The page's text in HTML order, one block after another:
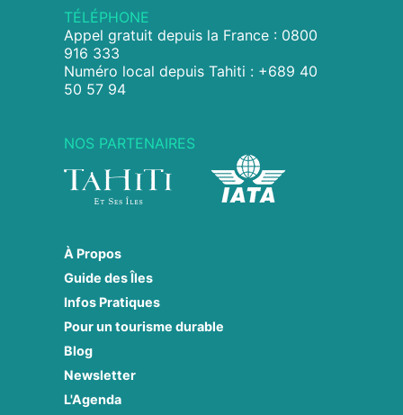
TÉLÉPHONE
Appel gratuit depuis la France : 0800
916 333
Numéro local depuis Tahiti : +689 40
50 57 94
NOS PARTENAIRES
À Propos
Guide des Îles
Infos Pratiques
Pour un tourisme durable
Blog
Newsletter
L'Agenda